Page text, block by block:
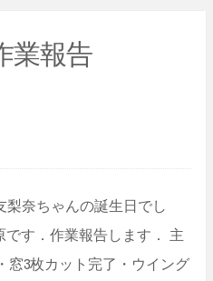
業報告
梨奈ちゃんの誕生日でし
です．作業報告します． 主
窓3枚カット完了・ウイング